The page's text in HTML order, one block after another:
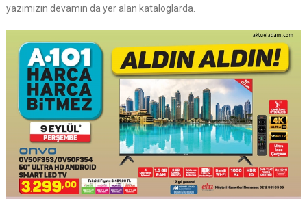
yazımızın devamın da yer alan kataloglarda.